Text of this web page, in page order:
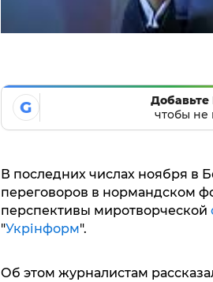
G
Добавьте
чтобы не
В последних числах ноября в
переговоров в нормандском
перспективы миротворческой
"Укрінформ".
Об этом журналистам